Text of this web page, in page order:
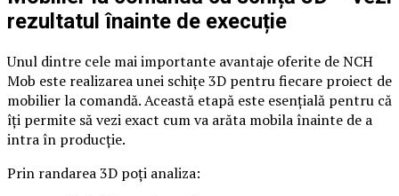
rezultatul înainte de execuție
Unul dintre cele mai importante avantaje oferite de NCH
Mob este realizarea unei schițe 3D pentru fiecare proiect de
mobilier la comandă. Această etapă este esențială pentru că
îți permite să vezi exact cum va arăta mobila înainte de a
intra în producție.
Prin randarea 3D poți analiza: